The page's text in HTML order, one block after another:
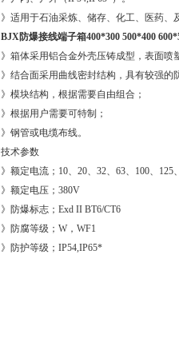
》适用于石油采炼、储存、化工、医药、
BJX防爆接线端子箱400*300 500*400
》箱体采用铝合金外壳压铸成型，表面喷
》结合面采用曲线密封结构，具有较强的
》模块结构，根据需要自由组合；
》根据用户需要可特制；
》钢管或电缆布线。
技术参数
》额定电流； 10、20、32、63、100、125
》额定电压； 380V
》防爆标志； Exd II BT6/CT6
》防腐等级； W，WF1
》防护等级； IP54,IP65*